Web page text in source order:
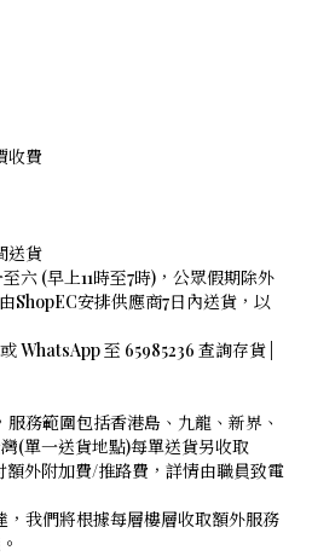
收費
送貨
六 (早上11時至7時)，公眾假期除外
ShopEC安排供應商7日內送貨，以
WhatsApp 至 65985236 查詢存貨 |
服務範圍包括香港島、九龍、新界、
(單一送貨地點)每單送貨另收取
外附加費/推路費，詳情由職員致電
，我們將根據每層樓層收取額外服務